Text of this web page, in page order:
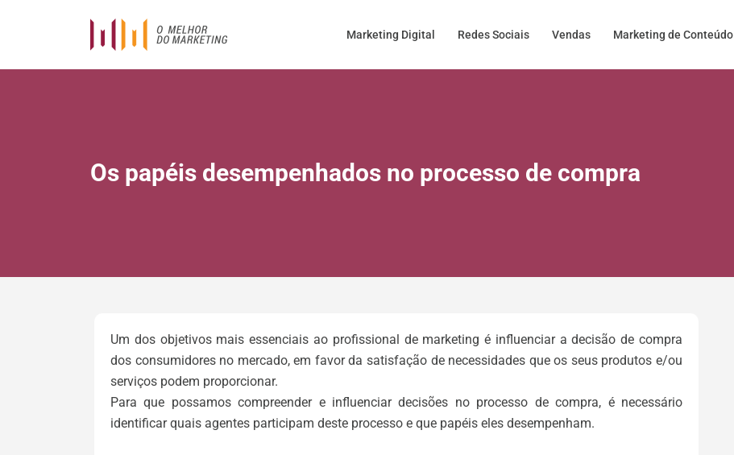
Marketing Digital Redes Sociais Vendas Marketing de Conteúdo
Os papéis desempenhados no processo de compra
Um dos objetivos mais essenciais ao profissional de marketing é influenciar a decisão de compra
dos consumidores no mercado, em favor da satisfação de necessidades que os seus produtos e/ou
serviços podem proporcionar.
Para que possamos compreender e influenciar decisões no processo de compra, é necessário
identificar quais agentes participam deste processo e que papéis eles desempenham.